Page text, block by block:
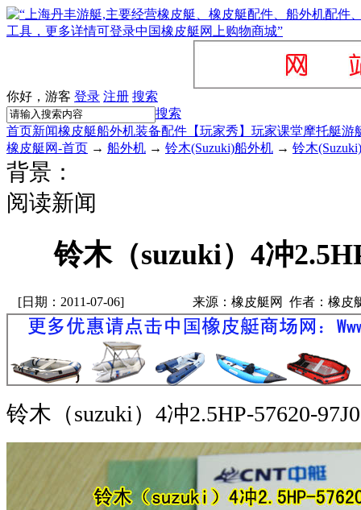
你好，游客 登录 注册 搜索
搜索
首页新闻橡皮艇船外机装备配件 【玩家秀】 玩家课堂摩托艇游
橡皮艇网-首页 → 船外机 → 铃木(Suzuki)船外机 → 铃木
背景：
阅读新闻
铃木（suzuki）4冲
[日期：2011-07-06] 来源：橡皮艇网 作者：橡皮
铃木（suzuki）4冲2.5HP-57620-